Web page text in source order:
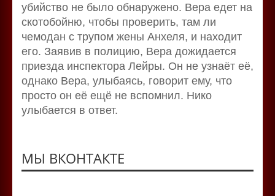
убийство не было обнаружено. Вера едет на
скотобойню, чтобы проверить, там ли
чемодан с трупом жены Анхеля, и находит
его. Заявив в полицию, Вера дожидается
приезда инспектора Лейры. Он не узнаёт её,
однако Вера, улыбаясь, говорит ему, что
просто он её ещё не вспомнил. Нико
улыбается в ответ.
МЫ ВКОНТАКТЕ